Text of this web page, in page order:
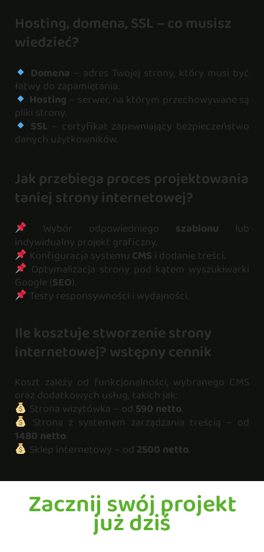
Hosting, domena, SSL – co musisz
wiedzieć?
Domena – adres Twojej strony, który musi być
łatwy do zapamiętania.
Hosting – serwer, na którym przechowywane są
pliki strony.
SSL – certyfikat zapewniający bezpieczeństwo
danych użytkowników.
Jak przebiega proces projektowania
taniej strony internetowej?
Wybór odpowiedniego szablonu lub
indywidualny projekt graficzny.
Konfiguracja systemu CMS i dodanie treści.
Optymalizacja strony pod kątem wyszukiwarki
Google (SEO).
Testy responsywności i wydajności.
Ile kosztuje stworzenie strony
internetowej? wstępny cennik
Koszt zależy od funkcjonalności, wybranego CMS
oraz dodatkowych usług, takich jak:
Strona wizytówka – od 590 netto.
Strona z systemem zarządzania treścią – od
1480 netto.
Sklep internetowy – od 2500 netto.
Zacznij swój projekt
już dziś